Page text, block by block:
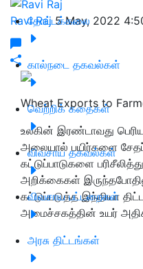
தோட்டக்கலை
கால்நடை தகவல்கள்
வெற்றிக் கதைகள்
விவசாய தகவல்கள்
விவசாய பட்டறைகள்
அரசு திட்டங்கள்
Ravi Raj 5 May, 2022
Wheat Exports to
உலகின் இரண்டாவது
அலையால் பயிர்களை
கட்டுப்பாடுகளை
அறிக்கைகள்
கட்டுப்படுத்த இந்தியா
அமைச்சகத்தின் உயர்